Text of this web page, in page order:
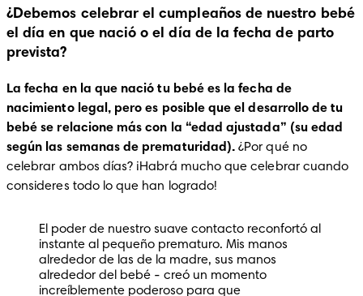
¿Debemos celebrar el cumpleaños de nuestro bebé
el día en que nació o el día de la fecha de parto
prevista?
La fecha en la que nació tu bebé es la fecha de
nacimiento legal, pero es posible que el desarrollo de tu
bebé se relacione más con la “edad ajustada” (su edad
según las semanas de prematuridad). ¿Por qué no
celebrar ambos días? ¡Habrá mucho que celebrar cuando
consideres todo lo que han logrado!
El poder de nuestro suave contacto reconfortó al
instante al pequeño prematuro. Mis manos
alrededor de las de la madre, sus manos
alrededor del bebé - creó un momento
increíblemente poderoso para que